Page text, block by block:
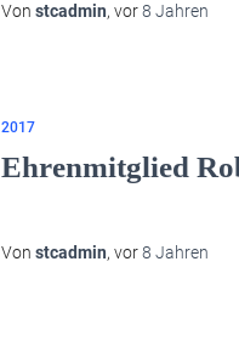
Von stcadmin, vor8 Jahren
2017
Ehrenmitglied
Von stcadmin, vor8 Jahren